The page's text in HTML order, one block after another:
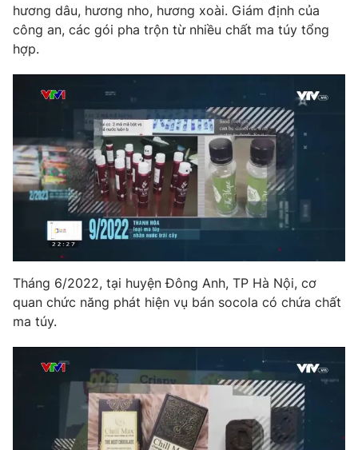
hương dâu, hương nho, hương xoài. Giám định của
công an, các gói pha trộn từ nhiều chất ma túy tổng
hợp.
Tháng 6/2022, tại huyện Đông Anh, TP Hà Nội, cơ
quan chức năng phát hiện vụ bán socola có chứa chất
ma túy.